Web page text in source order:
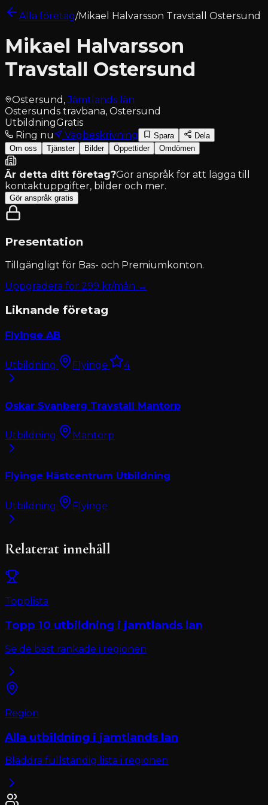
Alla företag/Mikael Halvarsson Travstall Ostersund
Mikael Halvarsson
Travstall Ostersund
Ostersund ,Jämtlands län
Ostersunds travbana, Ostersund
UtbildningGratis
Ring nu
Vägbeskrivning Spara
Dela
Om oss
Tjänster Bilder Öppettider Omdömen
Är detta ditt företag?Gör anspråk för att lägga till
kontaktuppgifter, bilder och mer.
Gör anspråk gratis
Presentation
Tillgängligt för Bas- och Premiumkonton.
Uppgradera för 299 kr/mån →
Liknande företag
Flyinge AB
Utbildning· Flyinge· 4
Oskar Svanberg Travstall Mantorp
Utbildning· Mantorp
Flyinge Hästcentrum Utbildning
Utbildning· Flyinge
Relaterat innehåll
Topplista
Topp 10 utbildning i jamtlands lan
Se de bäst rankade i regionen
Region
Alla utbildning i jamtlands lan
Bläddra fullständig lista i regionen